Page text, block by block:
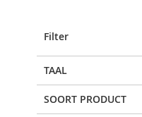
Filter
TAAL
SOORT PRODUCT